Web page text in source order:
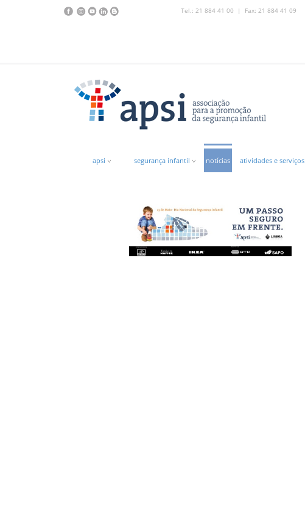
Tel.: 21 884 41 00 | Fax: 21 884 41 09
apsi segurança infantil notícias atividades e serviços